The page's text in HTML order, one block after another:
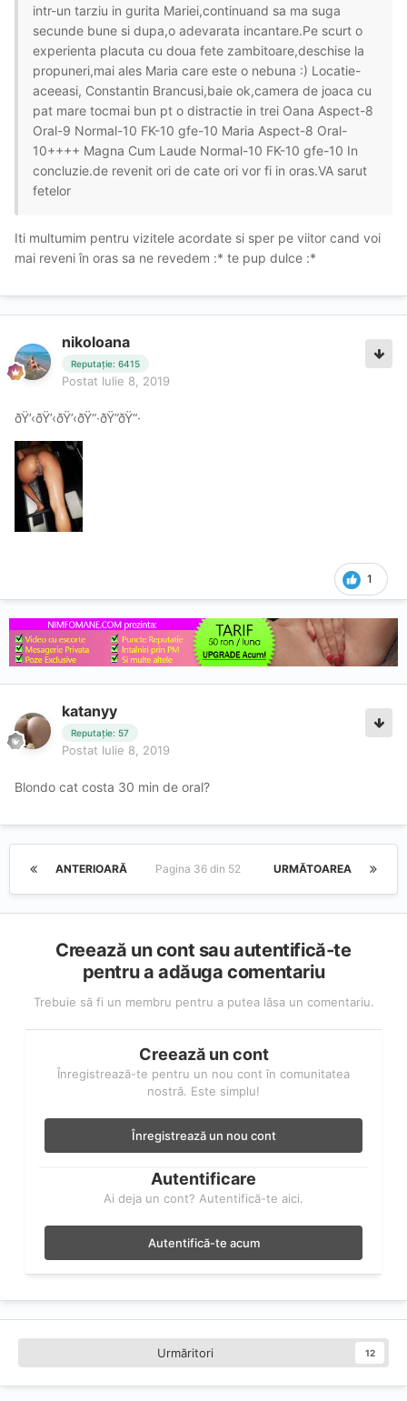
intr-un tarziu in gurita Mariei,continuand sa ma suga
secunde bune si dupa,o adevarata incantare.Pe scurt o
experienta placuta cu doua fete zambitoare,deschise la
propuneri,mai ales Maria care este o nebuna :) Locatie-
aceeasi, Constantin Brancusi,baie ok,camera de joaca cu
pat mare tocmai bun pt o distractie in trei Oana Aspect-8
Oral-9 Normal-10 FK-10 gfe-10 Maria Aspect-8 Oral-
10++++ Magna Cum Laude Normal-10 FK-10 gfe-10 In
concluzie.de revenit ori de cate ori vor fi in oras.VA sarut
fetelor
Iti multumim pentru vizitele acordate si sper pe viitor cand voi
mai reveni în oras sa ne revedem :* te pup dulce :*
nikoloana
Reputație: 6415
Postat Iulie 8, 2019
ðŸ’‹ðŸ’‹ðŸ’‹ðŸ“·ðŸ”ðŸ“·
1
katanyy
Reputație: 57
Postat Iulie 8, 2019
Blondo cat costa 30 min de oral?
ANTERIOARĂ URMĂTOAREA
Pagina 36 din 52
Creează un cont sau autentifică-te
pentru a adăuga comentariu
Trebuie să fi un membru pentru a putea lăsa un comentariu.
Creează un cont
Înregistrează-te pentru un nou cont în comunitatea
nostră. Este simplu!
Înregistrează un nou cont
Autentificare
Ai deja un cont? Autentifică-te aici.
Autentifică-te acum
Urmăritori 12